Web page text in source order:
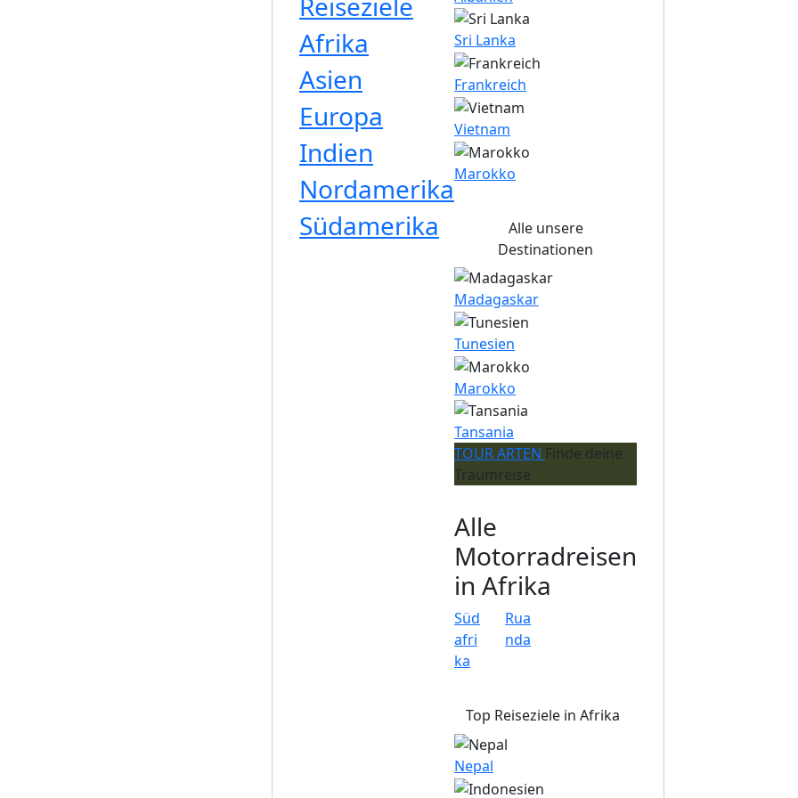
Afrika
Asien
Europa
Indien
Nordamerika
Südamerika
Sri Lanka
Frankreich
Vietnam
Marokko
Alle unsere
Destinationen
Madagaskar
Tunesien
Marokko
Tansania
TOUR ARTEN Finde deine
Traumreise
Alle
Motorradreisen
in Afrika
Süd
afri
ka
Rua
nda
Top Reiseziele in Afrika
Nepal